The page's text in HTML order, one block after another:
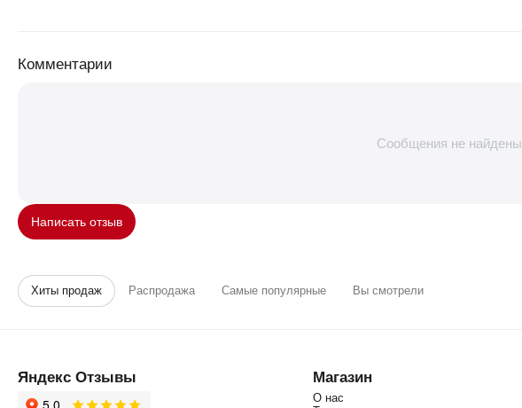
Комментарии
Сообщения не найдены
Написать отзыв
Хиты продаж Распродажа Самые популярные Вы смотрели
Яндекс Отзывы Магазин
О нас